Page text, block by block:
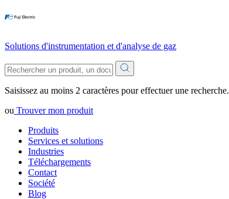
Solutions d'instrumentation et d'analyse de gaz
Saisissez au moins 2 caractères pour effectuer une recherche.
ou Trouver mon produit
Produits
Services et solutions
Industries
Téléchargements
Contact
Société
Blog